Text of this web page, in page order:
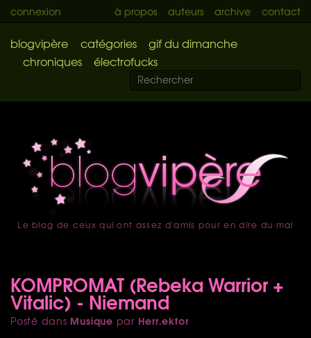
connexion à propos auteurs archive contact
blogvipère catégories
gif du dimanche
chroniques
électrofucks
accueil
Le blog de ceux qui ont assez d'amis pour en dire du mal
KOMPROMAT (Rebeka Warrior +
Vitalic) - Niemand
Posté dans Musique par Herr.ektor